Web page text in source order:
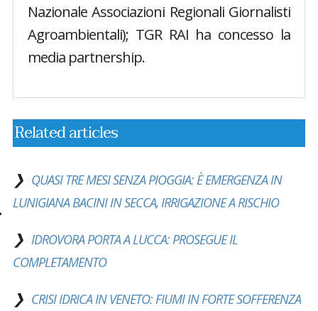
Nazionale Associazioni Regionali Giornalisti
Agroambientali); TGR RAI ha concesso la
media partnership.
Related articles
QUASI TRE MESI SENZA PIOGGIA: È EMERGENZA IN
LUNIGIANA BACINI IN SECCA, IRRIGAZIONE A RISCHIO
IDROVORA PORTA A LUCCA: PROSEGUE IL
COMPLETAMENTO
CRISI IDRICA IN VENETO: FIUMI IN FORTE SOFFERENZA